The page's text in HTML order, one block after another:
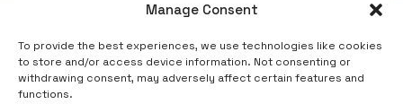
Manage Consent
To provide the best experiences, we use technologies like cookies
to store and/or access device information. Not consenting or
withdrawing consent, may adversely affect certain features and
functions.
oder eingetragenen Dienstleistungsmarken
Copyright © 2026 SafeLine Group